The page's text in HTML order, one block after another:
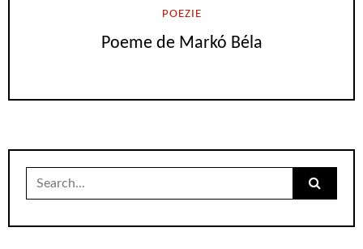
POEZIE
Poeme de Markó Béla
Search